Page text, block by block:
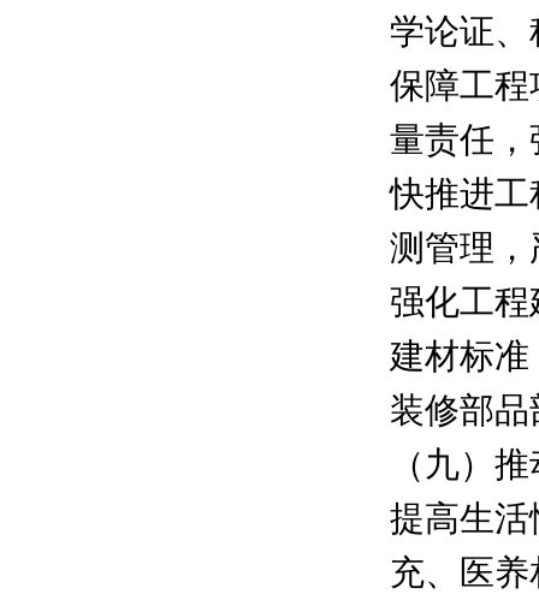
学论证
保障工
量责任
快推进
测管理
强化工
建材标
装修部
（九）
提高生
充、医